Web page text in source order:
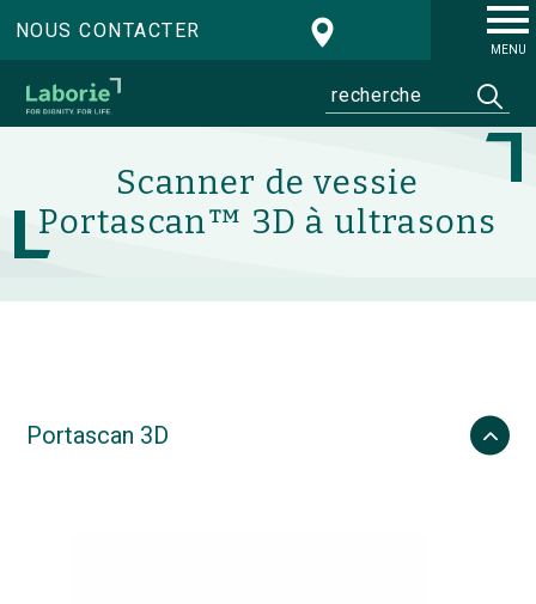
NOUS CONTACTER
MENU
Scanner de vessie
Portascan™ 3D à ultrasons
Portascan 3D